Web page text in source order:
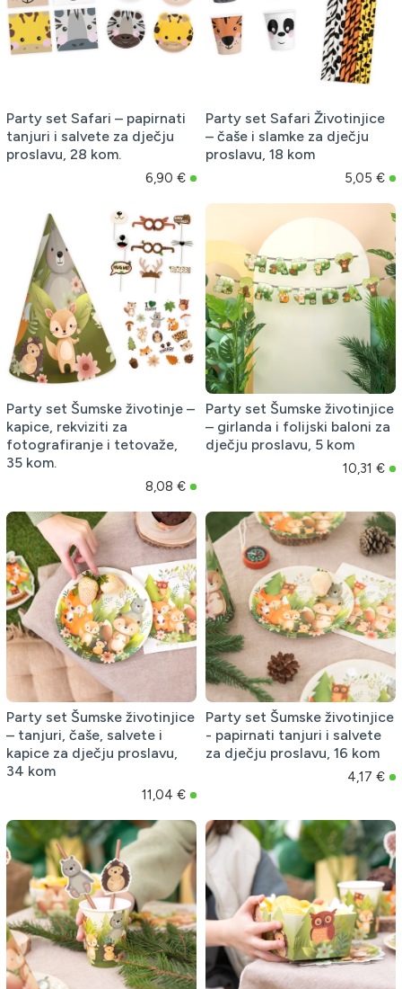
Party set Safari – papirnati
tanjuri i salvete za dječju
proslavu, 28 kom.
6,90 €
Party set Safari Životinjice
– čaše i slamke za dječju
proslavu, 18 kom
5,05 €
Party set Šumske životinje –
kapice, rekviziti za
fotografiranje i tetovaže,
35 kom.
8,08 €
Party set Šumske životinjice
– girlanda i folijski baloni za
dječju proslavu, 5 kom
10,31 €
Party set Šumske životinjice
– tanjuri, čaše, salvete i
kapice za dječju proslavu,
34 kom
11,04 €
Party set Šumske životinjice
- papirnati tanjuri i salvete
za dječju proslavu, 16 kom
4,17 €